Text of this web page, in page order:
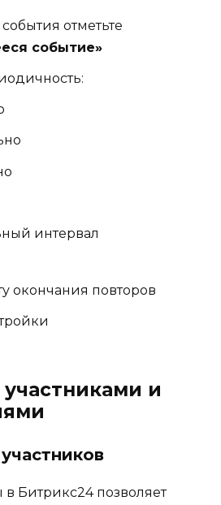
отметьте
событие»
интервал
окончания повторов
и
Битрикс24 позволяет